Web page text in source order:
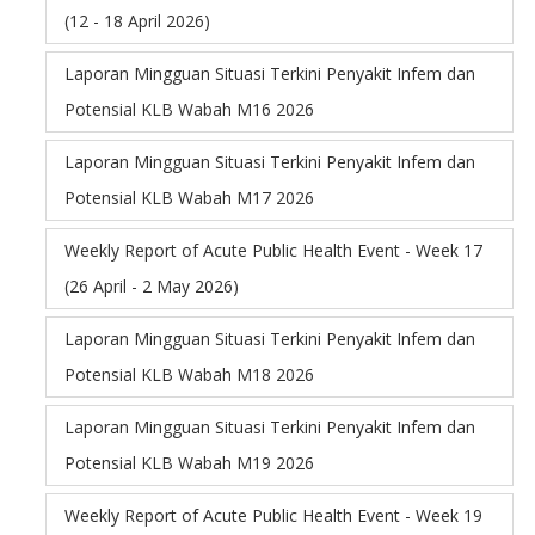
(12 - 18 April 2026)
Laporan Mingguan Situasi Terkini Penyakit Infem dan
Potensial KLB Wabah M16 2026
Laporan Mingguan Situasi Terkini Penyakit Infem dan
Potensial KLB Wabah M17 2026
Weekly Report of Acute Public Health Event - Week 17
(26 April - 2 May 2026)
Laporan Mingguan Situasi Terkini Penyakit Infem dan
Potensial KLB Wabah M18 2026
Laporan Mingguan Situasi Terkini Penyakit Infem dan
Potensial KLB Wabah M19 2026
Weekly Report of Acute Public Health Event - Week 19